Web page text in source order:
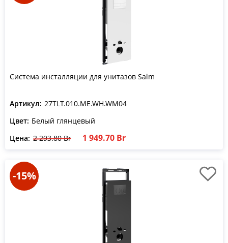
Система инсталляции для унитазов Salm
Артикул: 27TLT.010.ME.WH.WM04
Цвет: Белый глянцевый
Цена: 2 293.80 Br 1 949.70 Br
-15%